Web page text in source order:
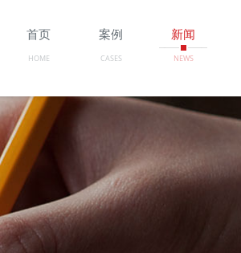
首页
HOME
案例
CASES
新闻
NEWS